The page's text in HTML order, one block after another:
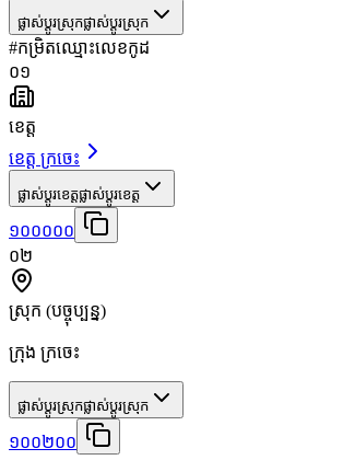
ផ្លាស់ប្តូរស្រុកផ្លាស់ប្តូរស្រុក
#កម្រិតឈ្មោះលេខកូដ
០១
ខេត្ត
ខេត្ត ក្រចេះ
ផ្លាស់ប្តូរខេត្តផ្លាស់ប្តូរខេត្ត
១០០០០០
០២
ស្រុក (បច្ចុប្បន្ន)
ក្រុង ក្រចេះ
ផ្លាស់ប្តូរស្រុកផ្លាស់ប្តូរស្រុក
១០០២០០